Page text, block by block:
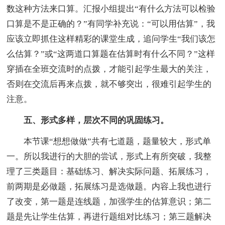
数这种方法来口算。汇报小组提出“有什么方法可以检验
口算是不是正确的？”有同学补充说：“可以用估算”，我
应该立即抓住这样精彩的课堂生成，追问学生“我们该怎
么估算？”或“这两道口算题在估算时有什么不同？”这样
穿插在全班交流时的点拨，才能引起学生最大的关注，
否则在交流后再来点拨，就不够突出，很难引起学生的
注意。
五、形式多样，层次不同的巩固练习。
本节课“想想做做”共有七道题，题量较大，形式单
一。所以我进行的大胆的尝试，形式上有所突破，我整
理了三类题目：基础练习、解决实际问题、拓展练习，
前两期是必做题，拓展练习是选做题。内容上我也进行
了改变，第一题是连线题，加强学生的估算意识；第二
题是先让学生估算，再进行题组对比练习；第三题解决